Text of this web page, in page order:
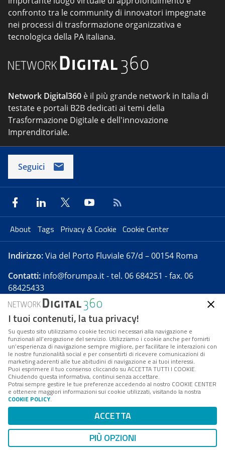
confronto tra le community di innovatori impegnate
nei processi di trasformazione organizzativa e
tecnologica della PA italiana.
Network Digital360 è il più grande network in Italia di
testate e portali B2B dedicati ai temi della
Trasformazione Digitale e dell'innovazione
Imprenditoriale.
Seguici
About Tags Privacy & Cookie Cookie Center
Indirizzo:Via del Porto Fluviale 67/d – 00154 Roma
Contatti: info@forumpa.it- tel. 06 684251 - fax. 06
68425433
Forumpa.itè una pubblicazione telematica iscritta
presso Registro della stampa del Tribunale di Roma -
Reg. n. 182 del 2 maggio 2008 - Direttore resp. Michela
Stentella
FPA s.r.l. è società soggetta a Direzione e
Coordinamento da parte di Digital360 S.p.A. - FPA s.r.l.
è un'azienda certificata per il sistema di management
Codice Fiscale/Partita IVA n. 10693191008 - R.E.A. Roma
n. 1249791. ISP AWS
Mappa del sito
I tuoi contenuti, la tua privacy!
Su questo sito utilizziamo cookie tecnici necessari alla navigazione e
funzionali all’erogazione del servizio. Utilizziamo i cookie anche per fornirti
un’esperienza di navigazione sempre migliore, per facilitare le interazioni con
le nostre funzionalità social e per consentirti di ricevere comunicazioni di
marketing aderenti alle tue abitudini di navigazione e ai tuoi interessi.
Puoi esprimere il tuo consenso cliccando su ACCETTA TUTTI I COOKIE.
Chiudendo questa informativa, continui senza accettare.
Potrai sempre gestire le tue preferenze accedendo al nostro COOKIE CENTER
e ottenere maggiori informazioni sui cookie utilizzati, visitando la nostra
COOKIE POLICY.
ACCETTA
PIÙ OPZIONI